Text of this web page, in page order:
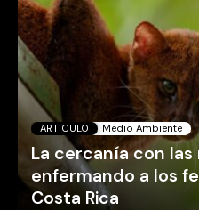
ARTICULO Medio Ambiente
La cercanía con
enfermando a los
Costa Rica